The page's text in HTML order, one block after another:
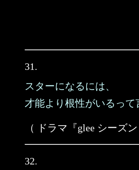
31.
スターになるには、
才能より根性がいるって
（ ドラマ『glee シーズン
32.